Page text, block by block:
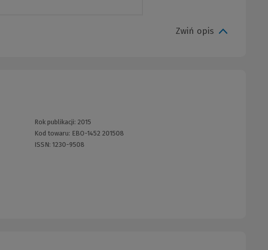
Zwiń opis
Rok publikacji: 2015
Kod towaru: EBO-1452 201508
ISSN: 1230-9508